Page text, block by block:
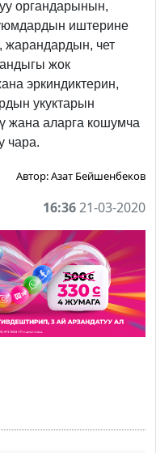
органдарынын,
иштерине
жарандардын, чет
жок
эркиндиктерин,
укуктарын
жана аларга кошумча
чара.
Автор:Азат Бейшенбеков
16:3621-03-2020